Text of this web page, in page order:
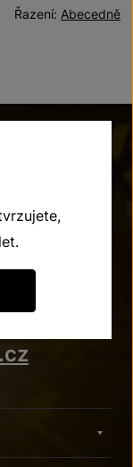
Abecedně
Řazení: